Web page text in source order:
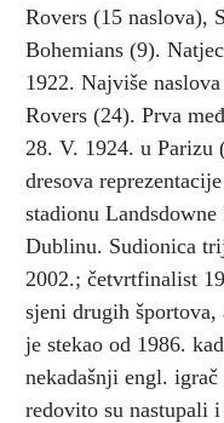
Rovers (15 naslova),
Bohemians (9).
1922. Najviše
Rovers (24). Prva
28. V. 1924. u Parizu
dresova
stadionu
Dublinu. Sudionica
2002.; četvrtfinalist
sjeni drugih
je stekao od 1986.
nekadašnji engl.
redovito su nastupali